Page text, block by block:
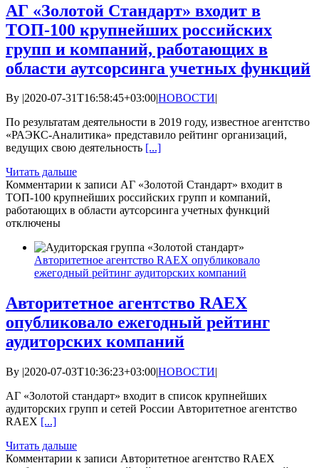
АГ «Золотой Стандарт» входит в
ТОП-100 крупнейших российских
групп и компаний, работающих в
области аутсорсинга учетных функций
By 2020-07-31T16:58:45+03:00НОВОСТИ
По результатам деятельности в 2019 году, известное агентство
«РАЭКС-Аналитика» представило рейтинг организаций,
ведущих свою деятельность [...]
Читать дальше
Комментарии к записи АГ «Золотой Стандарт» входит в
ТОП-100 крупнейших российских групп и компаний,
работающих в области аутсорсинга учетных функций
отключены
Авторитетное агентство RAEX опубликовало
ежегодный рейтинг аудиторских компаний
Авторитетное агентство RAEX
опубликовало ежегодный рейтинг
аудиторских компаний
By |2020-07-03T10:36:23+03:00|НОВОСТИ|
АГ «Золотой стандарт» входит в список крупнейших
аудиторских групп и сетей России Авторитетное агентство
RAEX [...]
Читать дальше
Комментарии к записи Авторитетное агентство RAEX